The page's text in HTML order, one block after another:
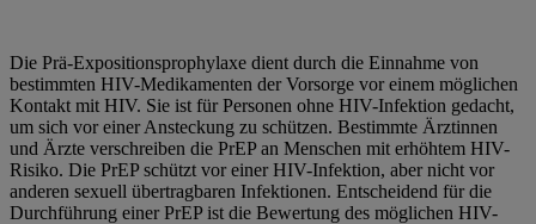
Die Prä-Expositionsprophylaxe dient durch die Einnahme von
bestimmten HIV-Medikamenten der Vorsorge vor einem möglichen
Kontakt mit HIV. Sie ist für Personen ohne HIV-Infektion gedacht,
um sich vor einer Ansteckung zu schützen. Bestimmte Ärztinnen
und Ärzte verschreiben die PrEP an Menschen mit erhöhtem HIV-
Risiko. Die PrEP schützt vor einer HIV-Infektion, aber nicht vor
anderen sexuell übertragbaren Infektionen. Entscheidend für die
Durchführung einer PrEP ist die Bewertung des möglichen HIV-